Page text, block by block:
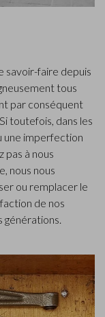
savoir-faire depuis
tous
par conséquent
toutefois, dans les
une imperfection
pas à nous
nous nous
ou remplacer le
de nos